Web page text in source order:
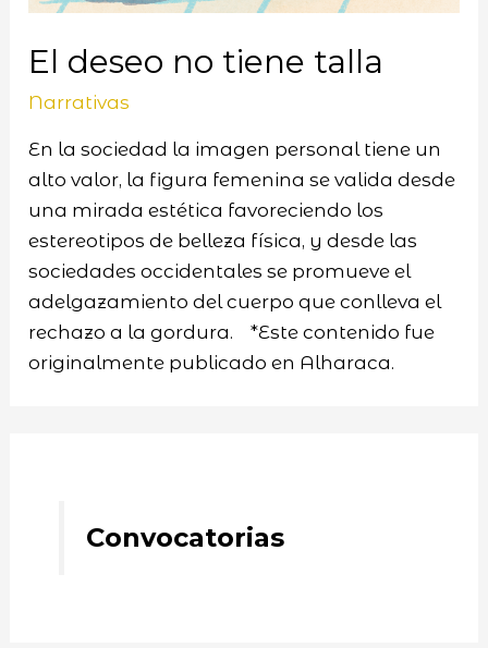
El deseo no tiene talla
Narrativas
En la sociedad la imagen personal tiene un
alto valor, la figura femenina se valida desde
una mirada estética favoreciendo los
estereotipos de belleza física, y desde las
sociedades occidentales se promueve el
adelgazamiento del cuerpo que conlleva el
rechazo a la gordura. *Este contenido fue
originalmente publicado en Alharaca.
Convocatorias